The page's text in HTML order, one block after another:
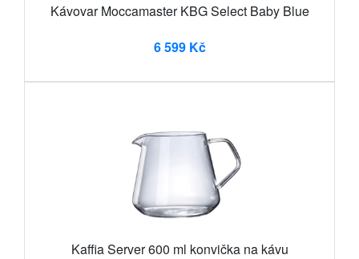
Kávovar Moccamaster KBG Select Baby Blue
6 599 Kč
Kaffia Server 600 ml konvička na kávu